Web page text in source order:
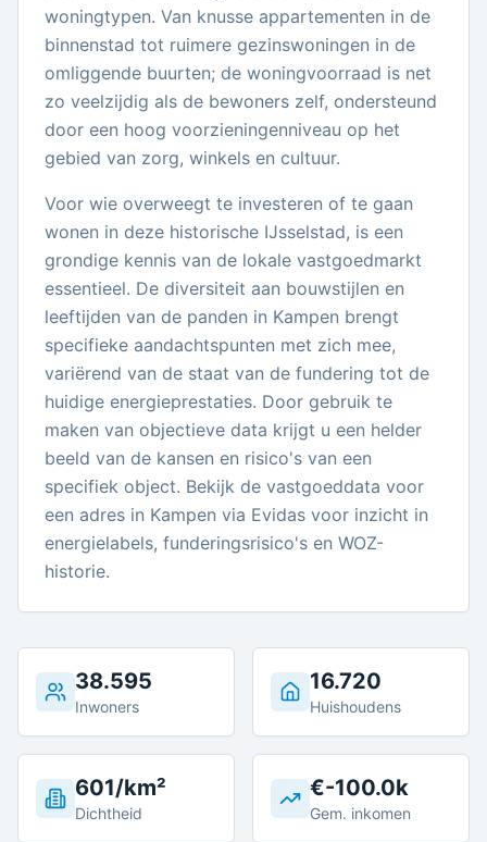
woningtypen. Van knusse appartementen in de
binnenstad tot ruimere gezinswoningen in de
omliggende buurten; de woningvoorraad is net
zo veelzijdig als de bewoners zelf, ondersteund
door een hoog voorzieningenniveau op het
gebied van zorg, winkels en cultuur.
Voor wie overweegt te investeren of te gaan
wonen in deze historische IJsselstad, is een
grondige kennis van de lokale vastgoedmarkt
essentieel. De diversiteit aan bouwstijlen en
leeftijden van de panden in Kampen brengt
specifieke aandachtspunten met zich mee,
variërend van de staat van de fundering tot de
huidige energieprestaties. Door gebruik te
maken van objectieve data krijgt u een helder
beeld van de kansen en risico's van een
specifiek object. Bekijk de vastgoeddata voor
een adres in Kampen via Evidas voor inzicht in
energielabels, funderingsrisico's en WOZ-
historie.
38.595
Inwoners
16.720
Huishoudens
601/km²
Dichtheid
€-100.0k
Gem. inkomen